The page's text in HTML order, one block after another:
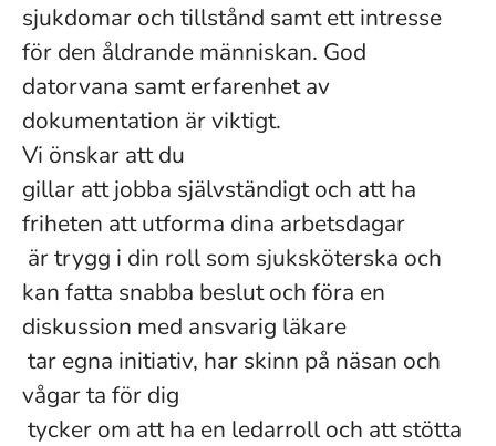
sjukdomar och tillstånd samt ett intresse
för den åldrande människan. God
datorvana samt erfarenhet av
dokumentation är viktigt.
Vi önskar att du
gillar att jobba självständigt och att ha
friheten att utforma dina arbetsdagar
är trygg i din roll som sjuksköterska och
kan fatta snabba beslut och föra en
diskussion med ansvarig läkare
tar egna initiativ, har skinn på näsan och
vågar ta för dig
tycker om att ha en ledarroll och att stötta